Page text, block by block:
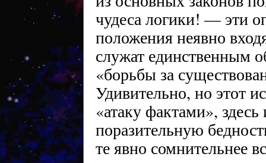
чудеса логики! — эти
положения неявно
служат единственным
«борьбы за
Удивительно, но этот
«атаку фактами»,
поразительную
те явно сомнительнее